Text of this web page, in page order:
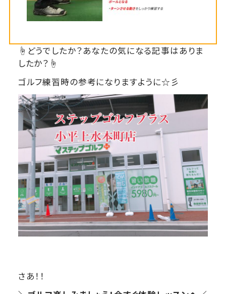
☝どうでしたか？あなたの気になる記事はありま
したか？☝
ゴルフ練習時の参考になりますように☆彡
さあ！！